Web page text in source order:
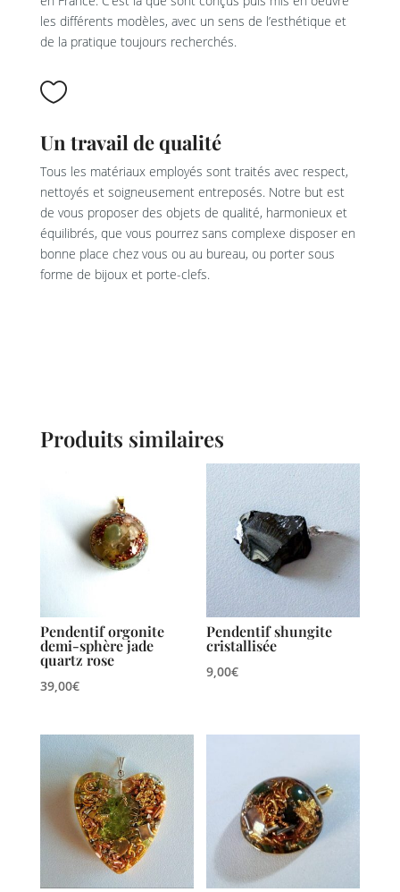
les différents modèles, avec un sens de l’esthétique et
de la pratique toujours recherchés.

Un travail de qualité
Tous les matériaux employés sont traités avec respect,
nettoyés et soigneusement entreposés. Notre but est
de vous proposer des objets de qualité, harmonieux et
équilibrés, que vous pourrez sans complexe disposer en
bonne place chez vous ou au bureau, ou porter sous
forme de bijoux et porte-clefs.
Produits similaires
Pendentif orgonite
demi-sphère jade
quartz rose
39,00€
Pendentif shungite
cristallisée
9,00€